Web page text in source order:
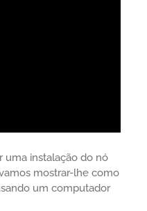
uma instalação do nó
mostrar-lhe como
um computador